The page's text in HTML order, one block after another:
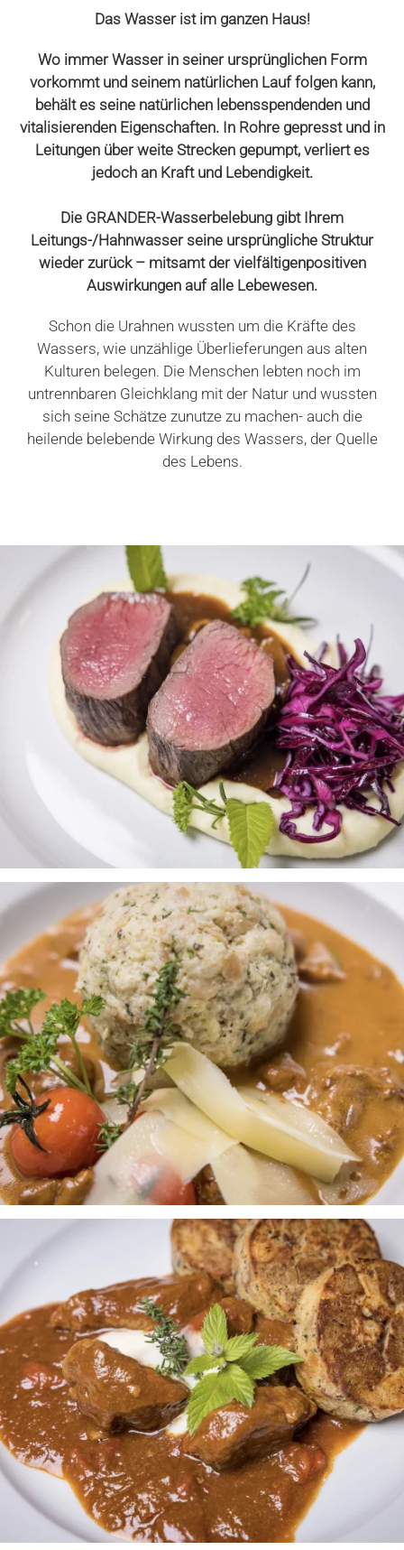
Das Wasser ist im ganzen Haus!
Wo immer Wasser in seiner ursprünglichen Form
vorkommt und seinem natürlichen Lauf folgen kann,
behält es seine natürlichen lebensspendenden und
vitalisierenden Eigenschaften. In Rohre gepresst und in
Leitungen über weite Strecken gepumpt, verliert es
jedoch an Kraft und Lebendigkeit.
Die GRANDER-Wasserbelebung gibt Ihrem
Leitungs-/Hahnwasser seine ursprüngliche Struktur
wieder zurück – mitsamt der vielfältigenpositiven
Auswirkungen auf alle Lebewesen.
Schon die Urahnen wussten um die Kräfte des
Wassers, wie unzählige Überlieferungen aus alten
Kulturen belegen. Die Menschen lebten noch im
untrennbaren Gleichklang mit der Natur und wussten
sich seine Schätze zunutze zu machen- auch die
heilende belebende Wirkung des Wassers, der Quelle
des Lebens.